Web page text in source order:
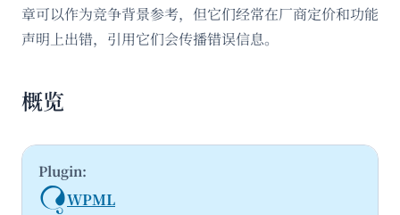
章可以作为竞争背景参考，但它们经常在厂商定价和功能
声明上出错，引用它们会传播错误信息。
概览
WPML